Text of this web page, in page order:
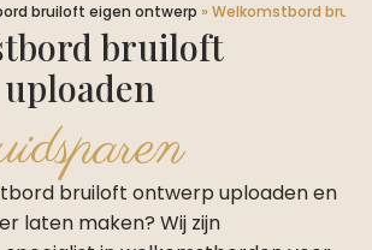
bruiloft eigen ontwerp »Welkomstbord
bruiloft
bruiloft ontwerp uploaden en
laten maken? Wij zijn